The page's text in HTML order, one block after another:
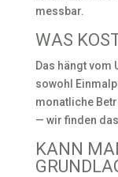
messbar.
WAS
Das hängt vom
sowohl
monatliche
— wir finden
KANN